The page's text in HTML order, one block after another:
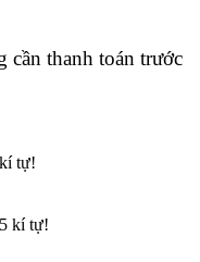
thanh toán trước
tự!
kí tự!